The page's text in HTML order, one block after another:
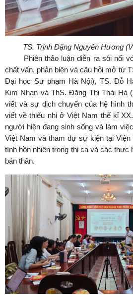
TS. Trịnh Đặng Nguyên Hương
Phiên thảo luận diễn ra sôi nổi
chất vấn, phản biện và câu hỏi mở từ
Đại học Sư phạm Hà Nội), TS. Đỗ
Kim Nhạn và ThS. Đặng Thị Thái Hà
viết và sự dịch chuyển của hệ hình
viết về thiếu nhi ở Việt Nam thế kỉ
người hiện đang sinh sống và làm
Việt Nam và tham dự sự kiện tại
tính hồn nhiên trong thi ca và các thực
bản thân.